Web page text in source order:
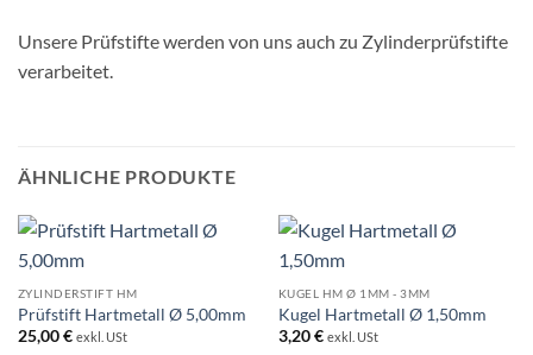
Unsere Prüfstifte werden von uns auch zu Zylinderprüfstifte
verarbeitet.
ÄHNLICHE PRODUKTE
ZYLINDERSTIFT HM
Prüfstift Hartmetall Ø 5,00mm
25,00€ exkl. USt
KUGEL HM Ø 1MM - 3MM
Kugel Hartmetall Ø 1,50mm
3,20€ exkl. USt